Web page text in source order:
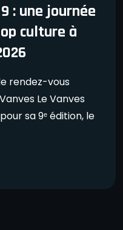
: une journée
culture à
rendez-vous
Le Vanves
sa 9ᵉ édition, le